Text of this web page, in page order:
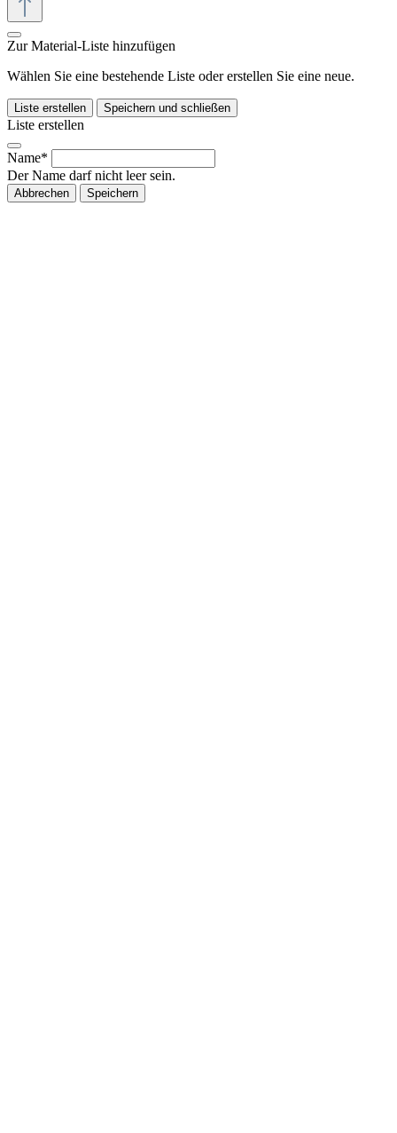
Zur Material-Liste hinzufügen
Wählen Sie eine bestehende Liste oder erstellen Sie eine neue.
Liste erstellen Speichern und schließen
Liste erstellen
Name*
Der Name darf nicht leer sein.
Abbrechen Speichern